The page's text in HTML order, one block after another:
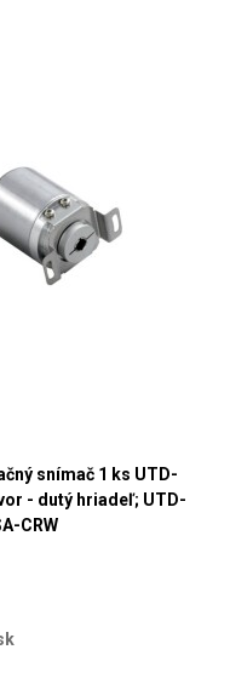
snímač 1 ks UTD-
- dutý hriadeľ; UTD-
CRW